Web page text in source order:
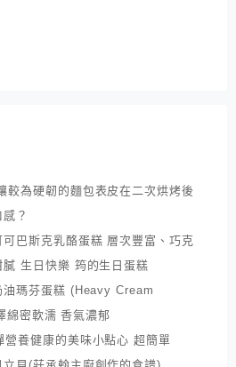
較為硬韌的麵包表皮在二次烘烤後
？
巴斯克乳酪蛋糕 層次豐富、巧克
膩 生日快樂 筠的生日蛋糕
油瑪芬蛋糕 (Heavy Cream
綿密軟濡 香氣濃郁
營養健康的美味小點心 超簡單